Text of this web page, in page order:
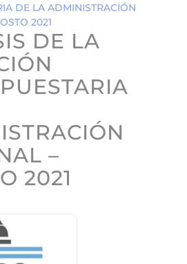
DE LA ADMINISTRACIÓN
2021
DE LA
–
2021